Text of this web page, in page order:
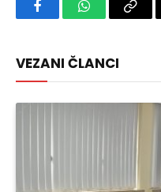
FacebookWhatsAppCopy
VEZANI ČLANCI